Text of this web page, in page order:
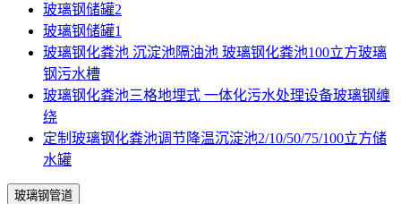
玻璃钢储罐2
玻璃钢储罐1
玻璃钢化粪池 沉淀池隔油池 玻璃钢化粪池100立方玻璃
钢污水槽
玻璃钢化粪池三格地埋式 一体化污水处理设备玻璃钢缠
绕
定制玻璃钢化粪池调节降温沉淀池2/10/50/75/100立方储
水罐
玻璃钢管道